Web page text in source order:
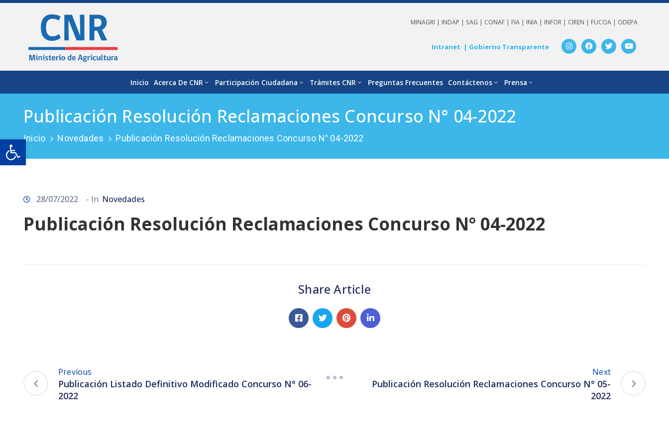
Open toolbar
MINAGRI |INDAP | SAG | CONAF |FIA |INIA |INFOR | CIREN |FUCOA | ODEPA
Intranet | Gobierno Transparente
Inicio Acerca De CNR Participación Ciudadana Trámites CNR Preguntas Frecuentes Contáctenos Prensa
Publicación Resolución Reclamaciones Concurso N° 04-2022
Inicio Novedades Publicación Resolución Reclamaciones Concurso N° 04-2022
28/07/2022 - In Novedades
Publicación Resolución Reclamaciones Concurso N° 04-2022
Share Article
Previous
Publicación Listado Definitivo Modificado Concurso N° 06-
2022
Next
Publicación Resolución Reclamaciones Concurso N° 05-
2022